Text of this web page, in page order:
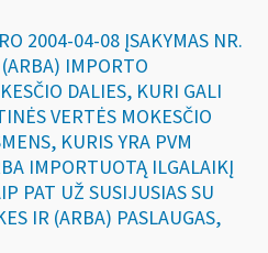
2004-04-08 ĮSAKYMAS NR.
IMPORTO
DALIES, KURI GALI
VERTĖS MOKESČIO
KURIS YRA PVM
IMPORTUOTĄ ILGALAIKĮ
PAT UŽ SUSIJUSIAS SU
IR (ARBA) PASLAUGAS,